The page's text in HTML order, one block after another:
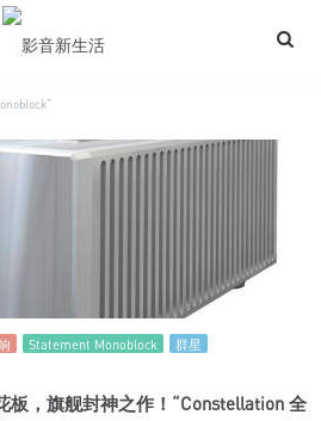
Statement Monoblock
群星
板，旗舰封神之作！“Constellation 全